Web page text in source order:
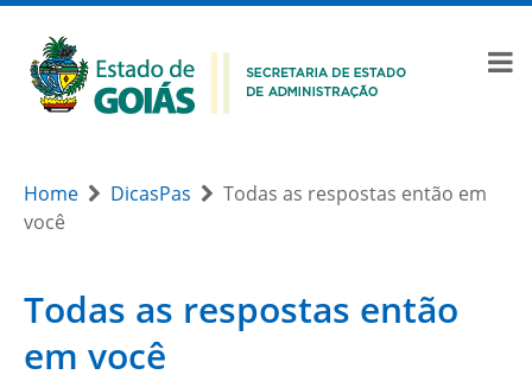
Home DicasPas
Todas as respostas então em
você
Todas as respostas então
em você